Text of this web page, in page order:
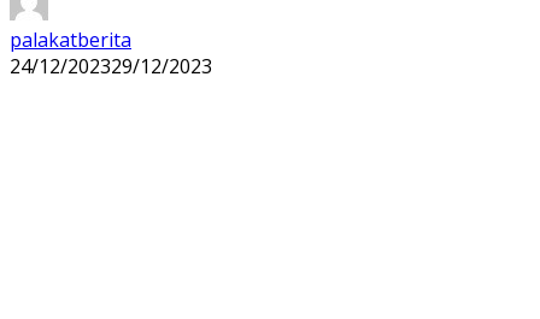
palakatberita
24/12/202329/12/2023